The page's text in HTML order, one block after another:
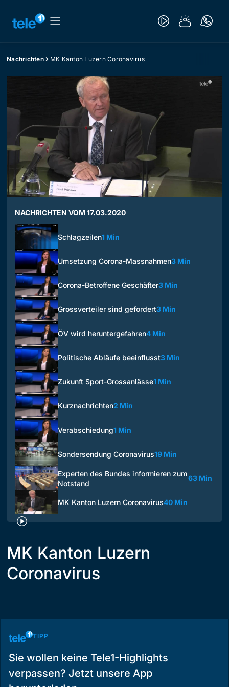
Nachrichten MK Kanton Luzern Coronavirus
NACHRICHTEN VOM 17.03.2020
Schlagzeilen1 Min
Umsetzung Corona-Massnahmen3 Min
Corona-Betroffene Geschäfter3 Min
Grossverteiler sind gefordert3 Min
ÖV wird heruntergefahren4 Min
Politische Abläufe beeinflusst3 Min
Zukunft Sport-Grossanlässe1 Min
Kurznachrichten2 Min
Verabschiedung1 Min
Sondersendung Coronavirus19 Min
Experten des Bundes informieren zum
Notstand
63 Min
MK Kanton Luzern Coronavirus40 Min
MK Kanton Luzern
Coronavirus
TIPP
Sie wollen keine Tele1-Highlights
verpassen? Jetzt unsere App